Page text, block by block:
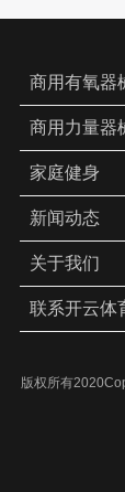
商用有氧器
商用力量器
家庭健身
新闻动态
关于我们
联系开云体
版权所有